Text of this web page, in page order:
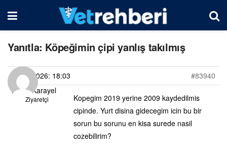
Yanıtla: Köpeğimin çipi yanlış takılmış
10/06/2026: 18:03
#83940
Deniz Karayel
Ziyaretçi
Kopegim 2019 yerine 2009 kaydedilmis
cipinde. Yurt disina gidecegim icin bu bir
sorun bu sorunu en kisa surede nasil
cozebilirim?